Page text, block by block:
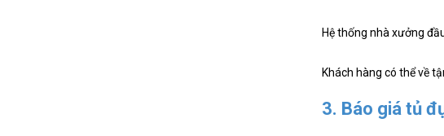
Hệ thống nhà xưởng
Khách hàng có thể về
3. Báo giá tủ